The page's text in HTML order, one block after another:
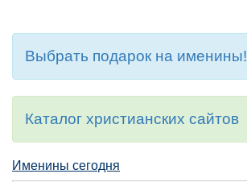
Выбрать подарок на именины!
Каталог христианских сайтов
Именины сегодня